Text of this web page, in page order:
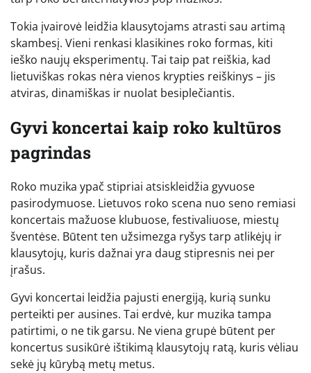
Tokia įvairovė leidžia klausytojams atrasti sau artimą
skambesį. Vieni renkasi klasikines roko formas, kiti
ieško naujų eksperimentų. Tai taip pat reiškia, kad
lietuviškas rokas nėra vienos krypties reiškinys – jis
atviras, dinamiškas ir nuolat besiplečiantis.
Gyvi koncertai kaip roko kultūros
pagrindas
Roko muzika ypač stipriai atsiskleidžia gyvuose
pasirodymuose. Lietuvos roko scena nuo seno remiasi
koncertais mažuose klubuose, festivaliuose, miestų
šventėse. Būtent ten užsimezga ryšys tarp atlikėjų ir
klausytojų, kuris dažnai yra daug stipresnis nei per
įrašus.
Gyvi koncertai leidžia pajusti energiją, kurią sunku
perteikti per ausines. Tai erdvė, kur muzika tampa
patirtimi, o ne tik garsu. Ne viena grupė būtent per
koncertus susikūrė ištikimą klausytojų ratą, kuris vėliau
sekė jų kūrybą metų metus.